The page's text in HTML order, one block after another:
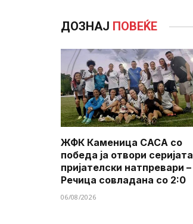
ДОЗНАЈ ПОВЕЌЕ
ЖФК Каменица САСА со
победа ја отвори серијата
пријателски натпревари –
Речица совладана со 2:0
06/08/2026